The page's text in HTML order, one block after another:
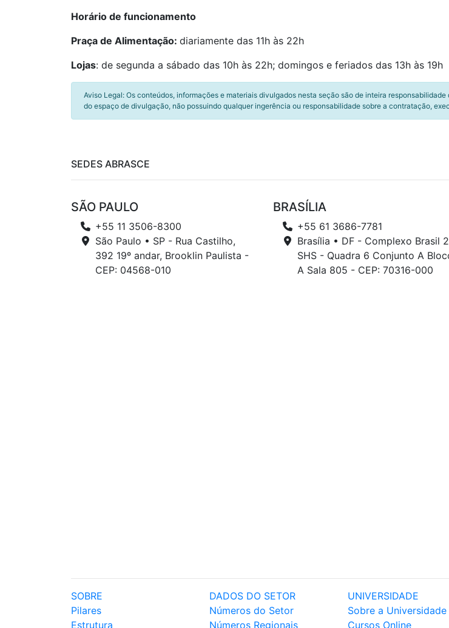
Horário de funcionamento
Praça de Alimentação: diariamente das 11h às 22h
Lojas: de segunda a sábado das 10h às 22h; domingos e feriados das 13h às 19h
Aviso Legal: Os conteúdos, informações e materiais divulgados nesta seção são de inteira
do espaço de divulgação, não possuindo qualquer ingerência ou responsabilidade sobre a contratação,
SEDES ABRASCE
SÃO PAULO
+55 11 3506-8300
São Paulo • SP - Rua Castilho,
392 19º andar, Brooklin Paulista -
CEP: 04568-010
BRASÍLIA
+55 61 3686-7781
Brasília • DF - Complexo Brasil
SHS - Quadra 6 Conjunto A
A Sala 805 - CEP: 70316-000
SOBRE
Pilares
Estrutura
DADOS DO SETOR
Números do Setor
Números Regionais
UNIVERSIDADE
Sobre a Universidade
Cursos Online